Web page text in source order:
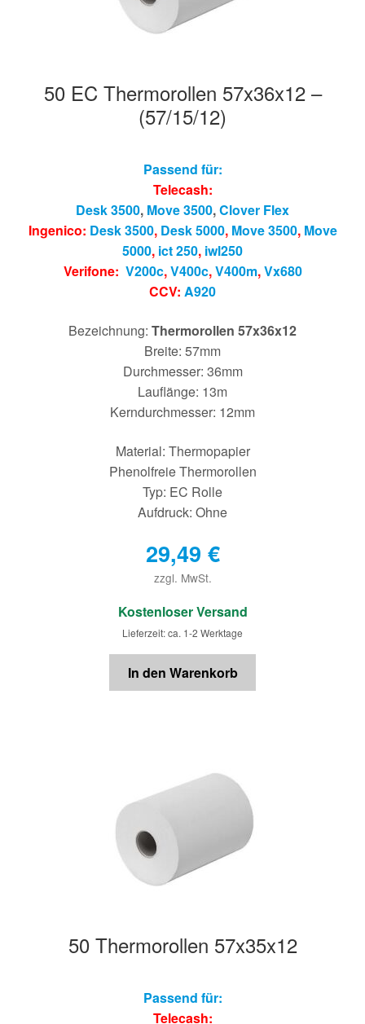
50 EC Thermorollen 57x36x12 –
(57/15/12)
Passend für:
Telecash:
Desk 3500, Move 3500,Clover Flex
Ingenico: Desk 3500, Desk 5000, Move 3500, Move
5000, ict 250, iwl250
Verifone: V200c,V400c,V400m,Vx680
CCV: A920
Bezeichnung: Thermorollen 57x36x12
Breite: 57mm
Durchmesser: 36mm
Lauflänge: 13m
Kerndurchmesser: 12mm
Material: Thermopapier
Phenolfreie Thermorollen
Typ: EC Rolle
Aufdruck: Ohne
29,49 €
zzgl. MwSt.
€
Kostenloser Versand
Lieferzeit: ca. 1-2 Werktage
In den Warenkorb
50 Thermorollen 57x35x12
Passend für:
Telecash: